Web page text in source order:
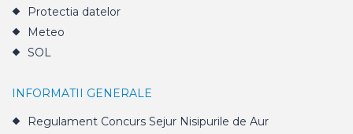
Protectia datelor
Meteo
SOL
INFORMATII GENERALE
Regulament Concurs Sejur Nisipurile de Aur